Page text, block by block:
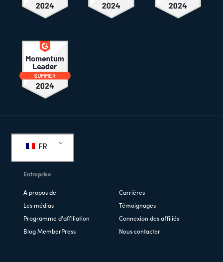
de
page
FR
Entreprise
A propos de Carrières
Les médias Témoignages
Programme d'affiliation Connexion des affiliés
Blog MemberPress Nous contacter